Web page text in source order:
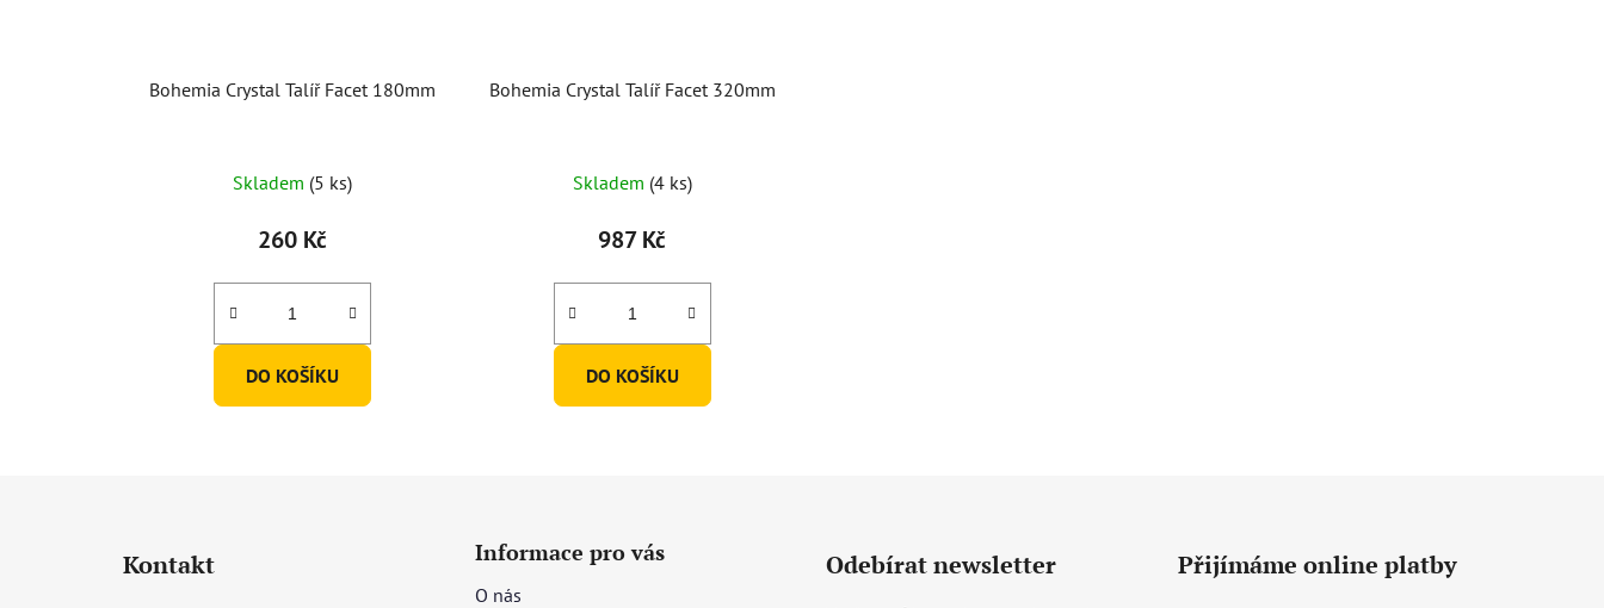
Bohemia Crystal Talíř Facet 180mm
Skladem (5 ks)
260 Kč
DO KOŠÍKU
Bohemia Crystal Talíř Facet 320mm
Skladem (4 ks)
987 Kč
DO KOŠÍKU
Kontakt Informace pro vás
O nás
Odebírat newsletter Přijímáme online platby